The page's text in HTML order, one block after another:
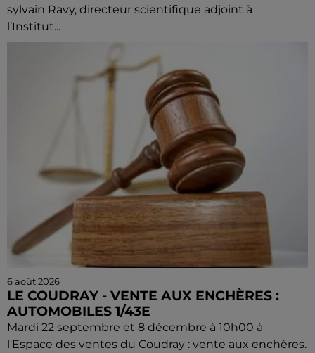
sylvain Ravy, directeur scientifique adjoint à
l’Institut...
6 août 2026
LE COUDRAY - VENTE AUX ENCHÈRES :
AUTOMOBILES 1/43E
Mardi 22 septembre et 8 décembre à 10h00 à
l'Espace des ventes du Coudray : vente aux enchères.